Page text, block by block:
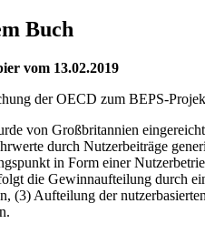
Buch
vom 13.02.2019
der OECD zum BEPS-
von Großbritannien
durch Nutzerbeiträge
in Form einer
die Gewinnaufteilung durch
(3) Aufteilung der